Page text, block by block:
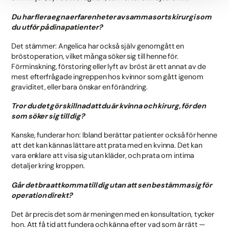
Du har flera egna erfarenheter av samma sorts kirurgi som
du utför på dina patienter?
Det stämmer: Angelica har också själv genomgått en
bröstoperation, vilket många söker sig till henne för.
Förminskning, förstoring eller lyft av bröst är ett annat av de
mest efterfrågade ingreppen hos kvinnor som gått igenom
graviditet, eller bara önskar en förändring.
Tror du det gör skillnad att du är kvinna och kirurg, för den
som söker sig till dig?
Kanske, funderar hon: Ibland berättar patienter också för henne
att det kan kännas lättare att prata med en kvinna. Det kan
vara enklare att visa sig utan kläder, och prata om intima
detaljer kring kroppen.
Går det bra att komma till dig utan att sen bestämma sig för
operation direkt?
Det är precis det som är meningen med en konsultation, tycker
hon. Att få tid att fundera och känna efter vad som är rätt —